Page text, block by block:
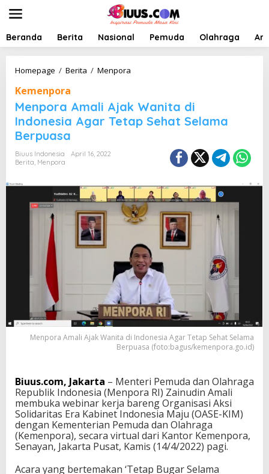
t
Beranda Berita Nasional Pemuda Olahraga
Homepage / Berita / Menpora
p
o
r
i
A
j
a
W
a
n
i
t
d
i
I
n
d
e
s
i
a
A
g
a
T
Kemenpora
Menpora Amali Ajak Wanita di
Indonesia Agar Tetap Sehat Selama
Berpuasa
Biuus Indonesia
April 16, 2022
Berita, Menpora
Menpora Amali Ajak Wanita di Indonesia Agar Tetap Sehat Selama
Berpuasa (foto:bagus/kemenpora.go.id)
Biuus.com, Jakarta – Menteri Pemuda dan Olahraga
Republik Indonesia (Menpora RI) Zainudin Amali
membuka webinar kerja bareng Organisasi Aksi
Solidaritas Era Kabinet Indonesia Maju (OASE-KIM)
dengan Kementerian Pemuda dan Olahraga
(Kemenpora), secara virtual dari Kantor Kemenpora,
Senayan, Jakarta Pusat, Kamis (14/4/2022) pagi.
Acara yang bertemakan ‘Tetap Bugar Selama